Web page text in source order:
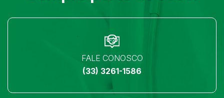
FALE CONOSCO
(33) 3261-1586